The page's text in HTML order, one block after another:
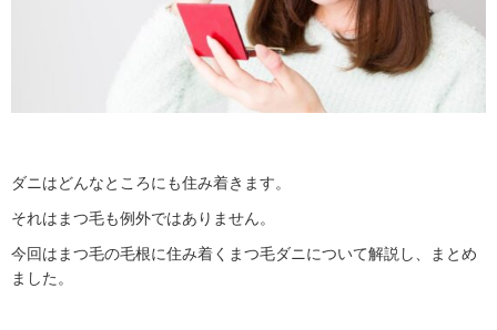
ダニはどんなところにも住み着きます。
それはまつ毛も例外ではありません。
今回はまつ毛の毛根に住み着くまつ毛ダニについて解説し、まとめ
ました。